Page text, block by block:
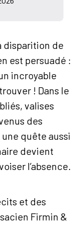
disparition de
est persuadé :
incroyable
! Dans le
valises
des
quête aussi
devient
l’absence.
et des
Firmin &